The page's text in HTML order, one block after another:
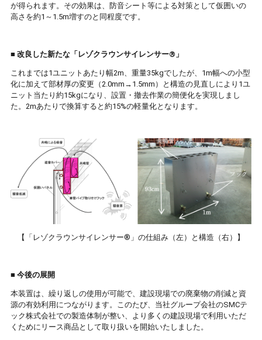
が得られます。その効果は、防音シート等による対策として仮囲いの
高さを約1～1.5m増すのと同程度です。
■ 改良した新たな「レゾクラウンサイレンサー®」
これまでは1ユニットあたり幅2m、重量35kgでしたが、1m幅への小型
化に加えて部材厚の変更（2.0mm→1.5mm）と構造の見直しにより1ユ
ニット当たり約15kgになり、設置・撤去作業の簡便化を実現しまし
た。2mあたりで換算すると約15%の軽量化となります。
【「レゾクラウンサイレンサー®」の仕組み（左）と構造（右）】
■ 今後の展開
本装置は、繰り返しの使用が可能で、建設現場での廃棄物の削減と資
源の有効利用につながります。このたび、当社グループ会社のSMCテ
ック株式会社での製造体制が整い、より多くの建設現場で利用いただ
くためにリース商品として取り扱いを開始いたしました。